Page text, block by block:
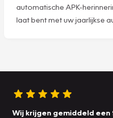
automatische APK-
laat bent met uw jaarlijkse
Wij krijgen gemiddeld een